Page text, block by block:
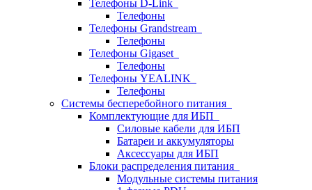
Телефоны D-Link
Телефоны
Телефоны Grandstream
Телефоны
Телефоны Gigaset
Телефоны
Телефоны YEALINK
Телефоны
Системы бесперебойного питания
Комплектующие для ИБП
Силовые кабели для ИБП
Батареи и аккумуляторы
Аксессуары для ИБП
Блоки распределения питания
Модульные системы питания